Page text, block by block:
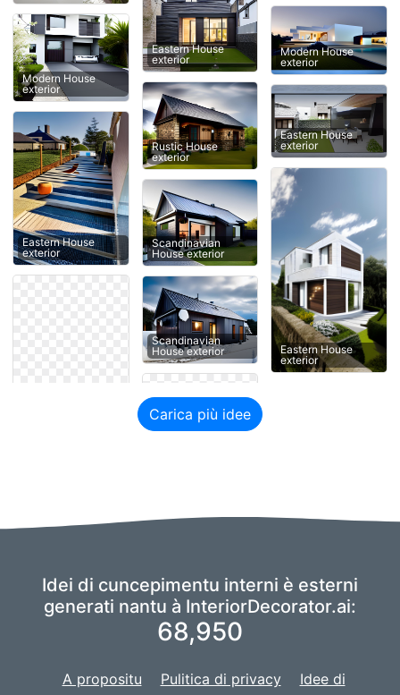
Modern House
exterior
Eastern House
exterior
Eastern House
exterior
Rustic House
exterior
Scandinavian
House exterior
Scandinavian
House exterior
Modern House
exterior
Eastern House
exterior
Eastern House
exterior
Carica più idee
Idei di cuncepimentu interni è esterni
generati nantu à InteriorDecorator.ai:
68,950
A propositu Pulitica di privacy
Idee di